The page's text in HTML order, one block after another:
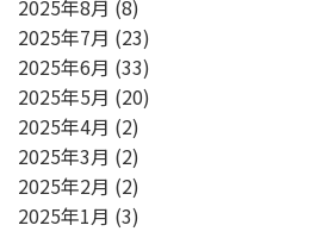
2025年8月 (8)
2025年7月 (23)
2025年6月 (33)
2025年5月 (20)
2025年4月 (2)
2025年3月 (2)
2025年2月 (2)
2025年1月 (3)